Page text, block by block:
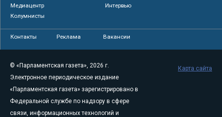
Медиацентр
Интервью
Колумнисты
Контакты Реклама Вакансии
© «Парламентская газета», 2026 г.
Электронное периодическое издание
«Парламентская газета» зарегистрировано в
Федеральной службе по надзору в сфере
связи, информационных технологий и
Карта сайта